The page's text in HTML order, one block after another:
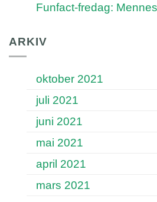
Funfact-fredag:
ARKIV
oktober 2021
juli 2021
juni 2021
mai 2021
april 2021
mars 2021